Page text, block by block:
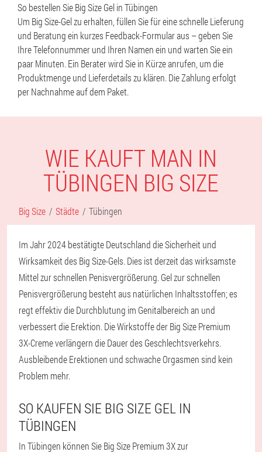
So bestellen Sie Big Size Gel in Tübingen
Um Big Size-Gel zu erhalten, füllen Sie für eine schnelle Lieferung
und Beratung ein kurzes Feedback-Formular aus – geben Sie
Ihre Telefonnummer und Ihren Namen ein und warten Sie ein
paar Minuten. Ein Berater wird Sie in Kürze anrufen, um die
Produktmenge und Lieferdetails zu klären. Die Zahlung erfolgt
per Nachnahme auf dem Paket.
WIE KAUFT MAN IN
TÜBINGEN BIG SIZE
Big Size Städte Tübingen
Im Jahr 2024 bestätigte Deutschland die Sicherheit und
Wirksamkeit des Big Size-Gels. Dies ist derzeit das wirksamste
Mittel zur schnellen Penisvergrößerung. Gel zur schnellen
Penisvergrößerung besteht aus natürlichen Inhaltsstoffen; es
regt effektiv die Durchblutung im Genitalbereich an und
verbessert die Erektion. Die Wirkstoffe der Big Size Premium
3X-Creme verlängern die Dauer des Geschlechtsverkehrs.
Ausbleibende Erektionen und schwache Orgasmen sind kein
Problem mehr.
SO KAUFEN SIE BIG SIZE GEL IN
TÜBINGEN
In Tübingen können Sie Big Size Premium 3X zur